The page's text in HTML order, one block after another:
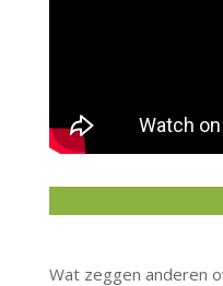
Wat zeggen anderen